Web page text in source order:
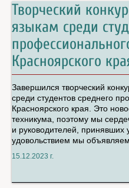
Творческий
языкам среди
Красноярского
Завершился творческий
среди студентов среднего
Красноярского края. Это
техникума, поэтому мы
и руководителей, принявших
удовольствием мы
15.12.2023 г.